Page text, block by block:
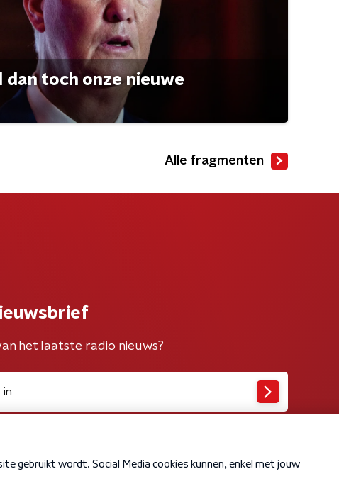
dan toch onze nieuwe
Alle fragmenten
het laatste radio nieuws?